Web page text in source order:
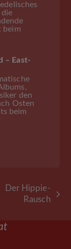
die
beim
– East-
den
Osten
beim
Der Hippie-
Rausch